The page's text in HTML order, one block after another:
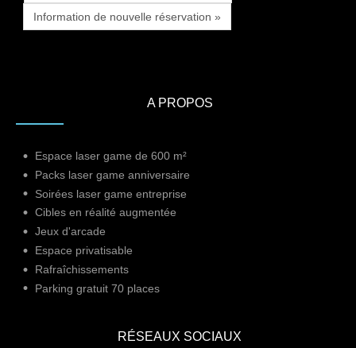
Information de nouvelle réservation »
A PROPOS
Espace laser game de 600 m²
Packs laser game anniversaire
Soirées laser game entreprise
Cibles en réalité augmentée
Jeux d'arcade
Espace privatisable
Rafraîchissements
Parking gratuit 70 places
RÉSEAUX SOCIAUX